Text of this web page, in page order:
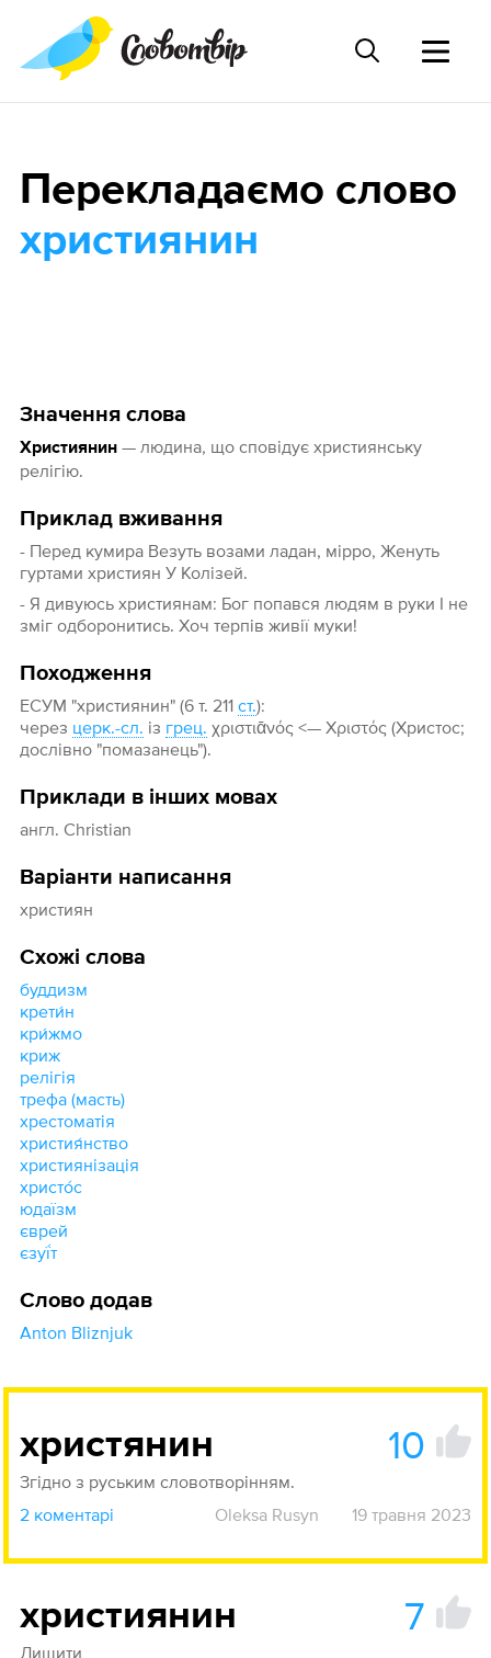
Значення слова
Християнин— людина, що сповідує християнську
релігію.
Приклад вживання
- Перед кумира Везуть возами ладан, мірро, Женуть
гуртами християн У Колізей.
- Я дивуюсь християнам: Бог попався людям в руки І не
зміг одборонитись. Хоч терпів живії муки!
Походження
ЕСУМ "християнин" (6 т. 211 ст.):
через церк.-сл. із грец. χριστιᾱνός <— Χριστός (Христос;
дослівно "помазанець").
Приклади в інших мовах
англ. Christian
Варіанти написання
християн
Схожі слова
буддизм
крети́н
кри́жмо
криж
релігія
трефа (масть)
хрестоматія
христия́нство
християнізація
христо́с
юдаїзм
єврей
єзуї́т
Слово додав
Anton Bliznjuk
Перекладаємо слово
християнин
христянин 10
Згідно з руським словотворінням.
2 коментарі
Oleksa Rusyn 19 травня 2023
християнин 7
Лишити